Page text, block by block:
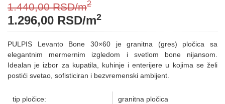
1.440,00RSD/m2
1.296,00 RSD/m2
PULPIS Levanto Bone 30×60 je granitna (gres) pločica sa
elegantnim mermernim izgledom i svetlom bone nijansom.
Idealan je izbor za kupatila, kuhinje i enterijere u kojima se želi
postići svetao, sofisticiran i bezvremenski ambijent.
tip pločice:
granitna pločica